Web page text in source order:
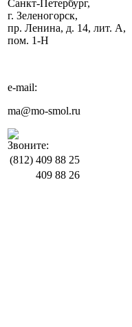
Санкт-Петербург,
г. Зеленогорск,
пр. Ленина, д. 14, лит. А,
пом. 1-Н
e-mail:
ma@mo-smol.ru
Звоните:
(812) 409 88 25
409 88 26